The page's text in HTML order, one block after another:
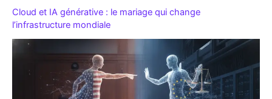
Cloud et IA générative : le mariage qui change
l’infrastructure mondiale